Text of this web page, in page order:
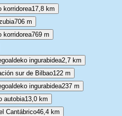
korridorea17,8 km
706 m
korridorea769 m
ingurabidea2,7 km
sur de Bilbao122 m
ingurabidea237 m
autobia13,0 km
Cantábrico46,4 km